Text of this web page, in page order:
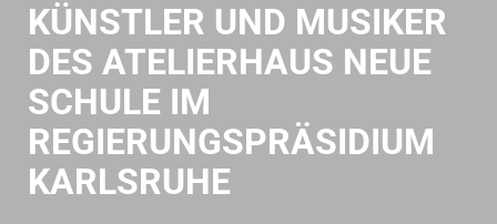
KÜNSTLER UND MUSIKER
DES ATELIERHAUS NEUE
SCHULE IM
REGIERUNGSPRÄSIDIUM
KARLSRUHE